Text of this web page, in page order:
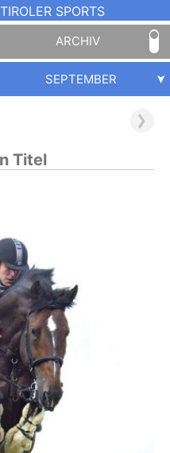
SPORTS
ARCHIV
SEPTEMBER
Titel